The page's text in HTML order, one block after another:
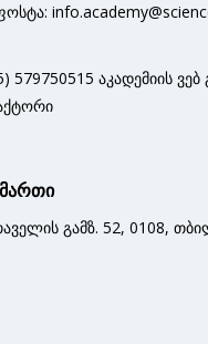
579750515 აკადემიის
გამზ. 52, 0108,